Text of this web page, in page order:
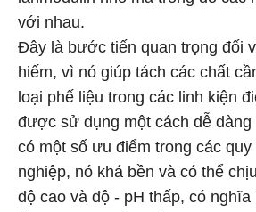
với nhau.
Đây là bước tiến quan trọng đối
hiếm, vì nó giúp tách các chất
loại phế liệu trong các linh kiện
được sử dụng một cách dễ
có một số ưu điểm trong các quy
nghiệp, nó khá bền và có thể
độ cao và độ - pH thấp, có